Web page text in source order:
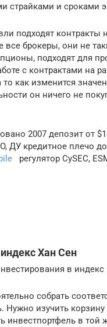
страйками и сроками
подходят контракты
все брокеры, они не
подходят для
с контрактами на
то как изменится
он ничего не
2007 депозит от
ДУ кредитное плечо
регулятор CySEC,
Хан Сен
в индекс
собрать
Нужно изучить
инвестпортфель в той